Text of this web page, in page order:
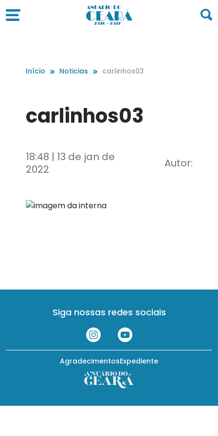
Início Noticias carlinhos03
carlinhos03
18:48 | 13 de jan de
2022
Autor:
Siga nossas redes sociais
Expediente
Agradecimentos